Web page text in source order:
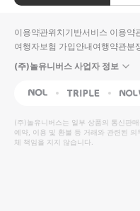
이용약관위치기반서비스 이용약
여행자보험 가입안내여행약관분
(주)놀유니버스 사업자 정보
NOL Triple
(주)놀유니버스는 일부 상품의 통신판
예약, 이용 및 환불 등 거래와 관련된
체 책임을 지지 않습니다.